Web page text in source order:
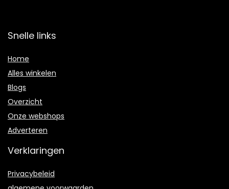
Snelle links
Home
Alles winkelen
Blogs
Overzicht
Onze webshops
Adverteren
Verklaringen
Privacybeleid